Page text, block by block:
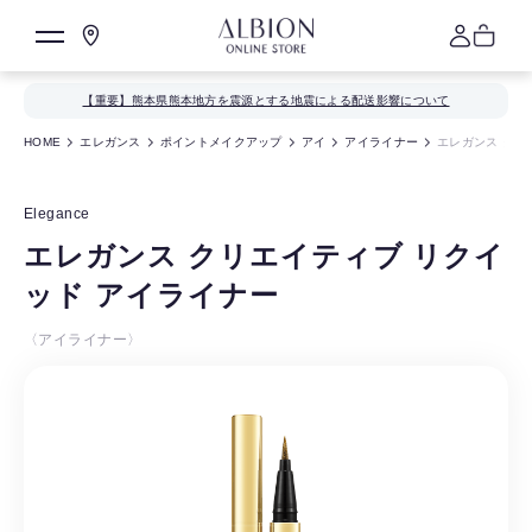
【重要】熊本県熊本地方を震源とする地震による配送影響について
HOME エレガンス ポイントメイクアップ アイ アイライナー エレガンス クリ
Elegance
エレガンス クリエイティブ リクイ
ッド アイライナー
〈アイライナー〉